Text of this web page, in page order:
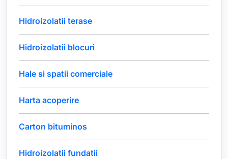
Hidroizolatii terase
Hidroizolatii blocuri
Hale si spatii comerciale
Harta acoperire
Carton bituminos
Hidroizolatii fundatii